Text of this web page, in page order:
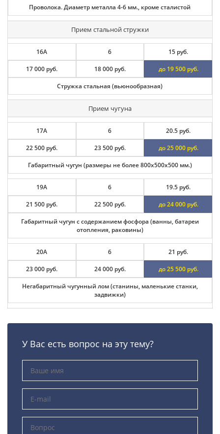
Проволока. Диаметр металла 4-6 мм., кроме сталистой
Прием стальной стружки
16А
Стружка стальная (вьюнообразная)
6 15 руб.
17 000 руб. 18 000 руб. до 19 500 руб.
Прием чугуна
17А
Габаритный чугун (размеры не более 800х500х500 мм.)
6 20.5 руб.
22 500 руб. 23 500 руб. до 25 000 руб.
19А
Габаритный чугун с содержанием фосфора (ванны, батареи
отопления, раковины)
6 19.5 руб.
21 500 руб. 22 500 руб. до 24 000 руб.
20А
Негабаритный чугунный лом (станины, маленькие станки,
задвижки)
6 21 руб.
23 000 руб. 24 000 руб. до 25 500 руб.
У Вас есть вопрос на эту тему?